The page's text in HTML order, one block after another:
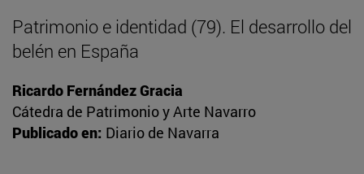
Patrimonio e identidad (79). El desarrollo del
belén en España
Ricardo Fernández Gracia
Cátedra de Patrimonio y Arte Navarro
Publicado en: Diario de Navarra